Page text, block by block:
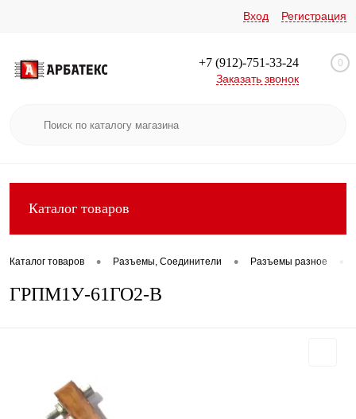
Вход Регистрация
+7 (912)-751-33-24
Заказать звонок
0
Каталог товаров
Каталог товаров • Разъемы, Соединители • Разъемы разное
ГРПМ1У-61ГО2-В